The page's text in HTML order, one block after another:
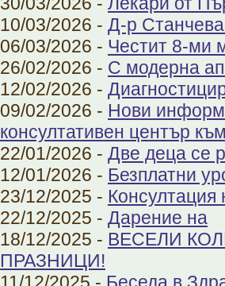
10/03/2026 - Д-р
06/03/2026 - Честит 8-ми
26/02/2026 - С модерна
12/02/2026 -
09/02/2026 - Нови
консултативен център
22/01/2026 - Две деца се
12/01/2026 - Безплатни
23/12/2025 - Консултация
22/12/2025 - Дарение на
18/12/2025 - ВЕСЕЛИ
ПРАЗНИЦИ!